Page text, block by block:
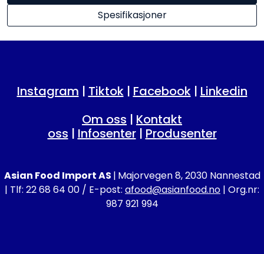
Spesifikasjoner
Instagram | Tiktok| Facebook| Linkedin
Om oss | Kontakt
oss | Infosenter| Produsenter
Asian Food Import AS | Majorvegen 8, 2030 Nannestad
| Tlf: 22 68 64 00 / E-post: afood@asianfood.no | Org.nr:
987 921 994